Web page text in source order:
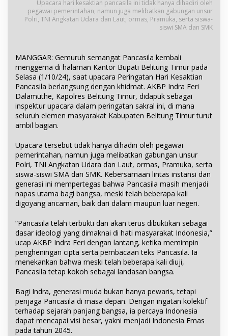
Upacara hari kesaktian pancasila ini tidak hanya dihadiri oleh
pegawai pemerintahan, namun juga melibatkan gabungan unsur
Polri, TNI Angkatan Udara dan Laut, ormas, Pramuka, serta siswa-
siswi SMA dan SMK
MANGGAR: Gemuruh semangat Pancasila kembali
menggema di halaman Kantor Bupati Belitung Timur pada
Selasa (1/10/24), saat upacara Peringatan Hari Kesaktian
Pancasila berlangsung dengan khidmat. AKBP Indra Feri
Dalamuthe, Kapolres Belitung Timur, didapuk sebagai
inspektur upacara dalam peringatan sakral ini, di mana
seluruh elemen masyarakat Kabupaten Belitung Timur turut
ambil bagian.
Upacara tersebut tidak hanya dihadiri oleh pegawai
pemerintahan, namun juga melibatkan gabungan unsur
Polri, TNI Angkatan Udara dan Laut, ormas, Pramuka, serta
siswa-siswi SMA dan SMK. Kebersamaan lintas instansi dan
generasi ini mempertegas bahwa Pancasila masih menjadi
napas utama bagi bangsa, meski telah beberapa kali
digoyang ancaman, baik dari dalam maupun luar negeri.
“Pancasila telah terbukti dan akan terus dibuktikan sebagai
dasar ideologi yang dimaknai di hati masyarakat Indonesia,”
ucap AKBP Indra Feri dengan lantang, ketika memimpin
pengheningan cipta serta pembacaan teks Pancasila. Ia
menekankan bahwa meski telah beberapa kali diuji,
Pancasila tetap kokoh sebagai landasan bangsa.
Bagi Indra, generasi muda bukan hanya pewaris, tetapi
penjaga Pancasila di masa depan. Dengan ingatan kolektif
terhadap sejarah panjang bangsa, ia percaya Indonesia
dapat mencapai visi besar, yakni menjadi Indonesia Emas
pada tahun 2045.